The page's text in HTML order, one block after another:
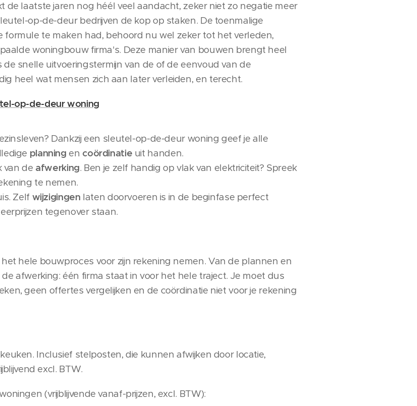
laatste jaren nog héél veel aandacht, zeker niet zo negatie meer
op-de-deur bedrijven de kop op staken. De toenmalige
formule te maken had, behoord nu wel zeker tot het verleden,
woningbouw firma's. Deze manier van bouwen brengt heel
snelle uitvoeringstermijn van de of de eenvoud van de
heel wat mensen zich aan later verleiden, en terecht.
op-de-deur woning
Dankzij een sleutel-op-de-deur woning geef je alle
planning en coördinatie uit handen.
van de afwerking. Ben je zelf handig op vlak van elektriciteit? Spreek
te nemen.
Zelf wijzigingen laten doorvoeren is in de beginfase perfect
tegenover staan.
hele bouwproces voor zijn rekening nemen. Van de plannen en
afwerking: één firma staat in voor het hele traject. Je moet dus
geen offertes vergelijken en de coördinatie niet voor je rekening
Inclusief stelposten, die kunnen afwijken door locatie,
excl. BTW.
(vrijblijvende vanaf-prijzen, excl. BTW):